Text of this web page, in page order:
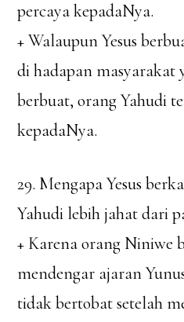
percaya kepadaNya.
+ Walaupun Yesus
di hadapan masyarakat
berbuat, orang Yahudi
kepadaNya.
29. Mengapa Yesus
Yahudi lebih jahat dari
+ Karena orang Niniwe
mendengar ajaran
tidak bertobat setelah